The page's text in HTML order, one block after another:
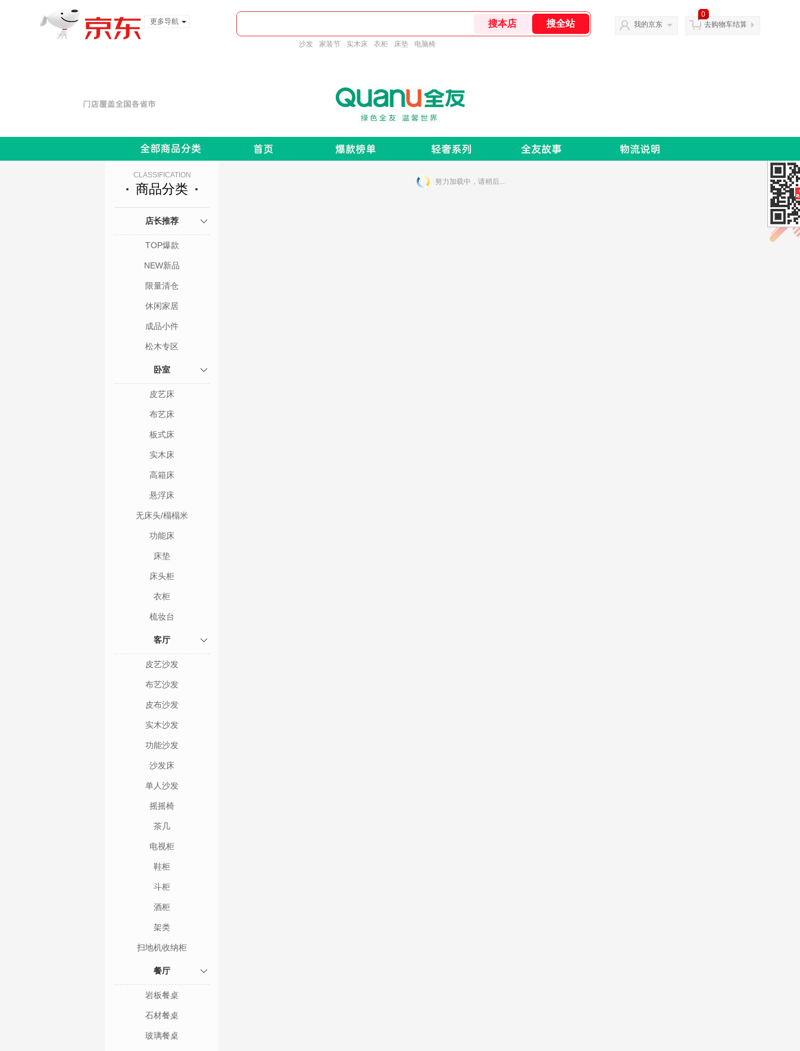
更多导航
沙发 家装节 实木床 衣柜 床垫 电脑椅
我的京东
0
去购物车结算
CLASSIFICATION
商品分类
店长推荐
TOP爆款
NEW新品
限量清仓
休闲家居
成品小件
松木专区
卧室
皮艺床
布艺床
板式床
实木床
高箱床
悬浮床
无床头/榻榻米
功能床
床垫
床头柜
衣柜
梳妆台
客厅
皮艺沙发
布艺沙发
皮布沙发
实木沙发
功能沙发
沙发床
单人沙发
摇摇椅
茶几
电视柜
鞋柜
斗柜
酒柜
架类
扫地机收纳柜
餐厅
岩板餐桌
石材餐桌
玻璃餐桌
努力加载中，请稍后...